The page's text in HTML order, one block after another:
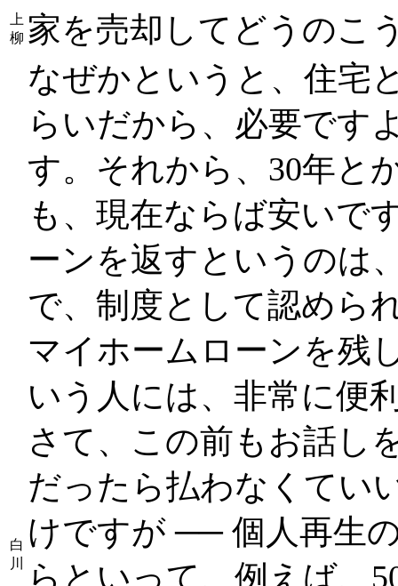
上
柳 家を売却してどうのこ
白
川
なぜかというと、住宅
らいだから、必要です
す。それから、30年と
も、現在ならば安いで
ーンを返すというのは
で、制度として認めら
マイホームローンを残
いう人には、非常に便
さて、この前もお話し
だったら払わなくてい
けですが ── 個人再生
らといって、例えば、